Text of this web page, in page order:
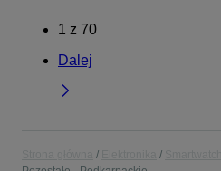
1 z 70
Dalej